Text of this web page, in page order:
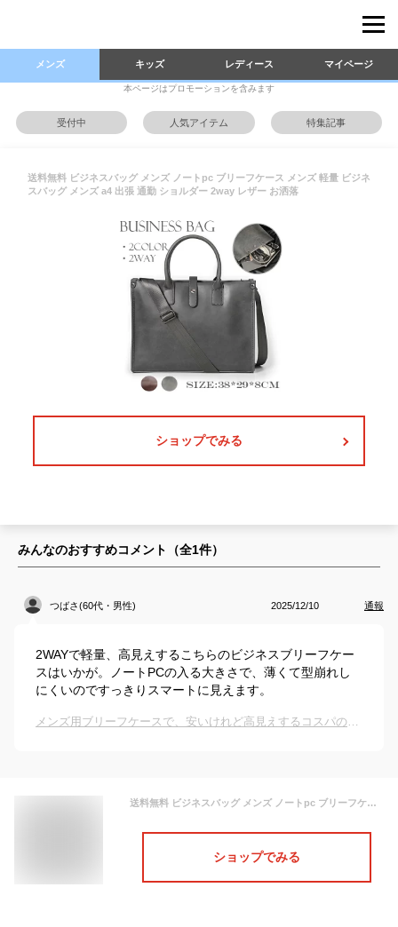
メンズ キッズ レディース マイページ
本ページはプロモーションを含みます
受付中 人気アイテム 特集記事
送料無料 ビジネスバッグ メンズ ノートpc ブリーフケース メンズ 軽量 ビジネ
スバッグ メンズ a4 出張 通勤 ショルダー 2way レザー お洒落
ショップでみる
みんなのおすすめコメント（全1件）
つばさ(60代・男性) 2025/12/10 通報
2WAYで軽量、高見えするこちらのビジネスブリーフケー
スはいかが。ノートPCの入る大きさで、薄くて型崩れし
にくいのですっきりスマートに見えます。
メンズ用ブリーフケースで、安いけれど高見えするコスパのよいものが欲しいです。おすすめは？
送料無料 ビジネスバッグ メンズ ノートpc ブリーフケース メンズ 軽量 ビジネスバッグ メンズ a4 出張 通勤 ショルダー 2way レザー お洒落
ショップでみる